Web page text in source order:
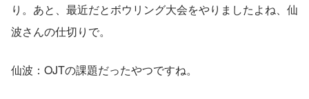
り。あと、最近だとボウリング大会をやりましたよね、仙
波さんの仕切りで。
仙波：OJTの課題だったやつですね。